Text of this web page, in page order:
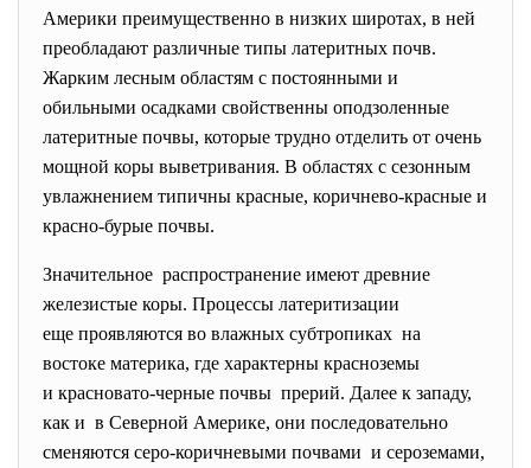
Америки преимущественно в низких широтах, в ней
преобладают различные типы латеритных почв.
Жарким лесным областям с постоянными и
обильными осадками свойственны оподзоленные
латеритные почвы, которые трудно отделить от очень
мощной коры выветривания. В областях с сезонным
увлажнением типичны красные, коричнево-красные и
красно-бурые почвы.
Значительное распространение имеют древние
железистые коры. Процессы латеритизации
еще проявляются во влажных субтропиках на
востоке материка, где характерны красноземы
и красновато-черные почвы прерий. Далее к западу,
как и в Северной Америке, они последовательно
сменяются серо-коричневыми почвами и сероземами,